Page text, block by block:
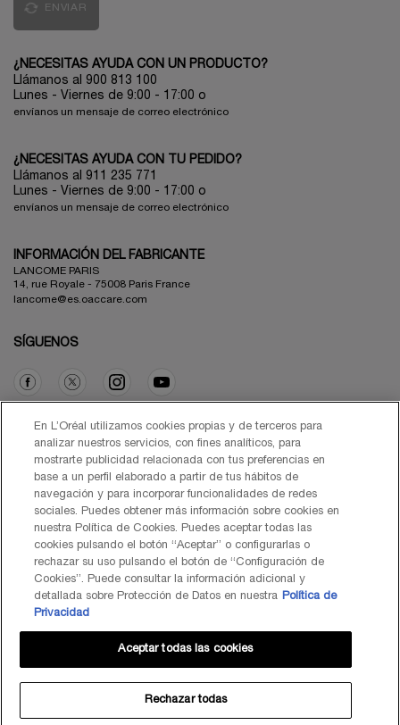
ENVIAR
¿NECESITAS AYUDA CON UN PRODUCTO?
Llámanos al 900 813 100
Lunes - Viernes de 9:00 - 17:00 o
envíanos un mensaje de correo electrónico
¿NECESITAS AYUDA CON TU PEDIDO?
Llámanos al 911 235 771
Lunes - Viernes de 9:00 - 17:00 o
envíanos un mensaje de correo electrónico
INFORMACIÓN DEL FABRICANTE
LANCOME PARIS
14, rue Royale - 75008 Paris France
lancome@es.oaccare.com
SÍGUENOS
Opción de compra
€ - ES (ES)
© Lancôme 2026
Black Friday
En L’Oréal utilizamos cookies propias y de terceros para
analizar nuestros servicios, con fines analíticos, para
mostrarte publicidad relacionada con tus preferencias en
base a un perfil elaborado a partir de tus hábitos de
navegación y para incorporar funcionalidades de redes
sociales. Puedes obtener más información sobre cookies en
nuestra Política de Cookies. Puedes aceptar todas las
cookies pulsando el botón “Aceptar” o configurarlas o
rechazar su uso pulsando el botón de “Configuración de
Cookies”. Puede consultar la información adicional y
detallada sobre Protección de Datos en nuestra Política de
Privacidad
Rechazar todas
Aceptar todas las cookies